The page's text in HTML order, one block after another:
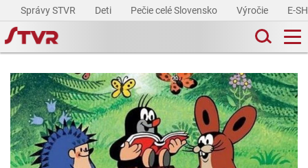
Správy STVR Deti Pečie celé Slovensko Výročie E-